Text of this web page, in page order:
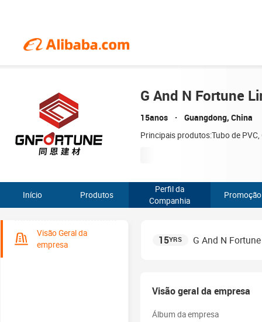
G And N Fortune
15anos Guangdong, China
Principais produtos:Tubo de PVC,
Início Produtos
Perfil da
Companhia
Promoção
Visão Geral da
empresa
15YRS G And N
Visão geral da empresa
Álbum da empresa